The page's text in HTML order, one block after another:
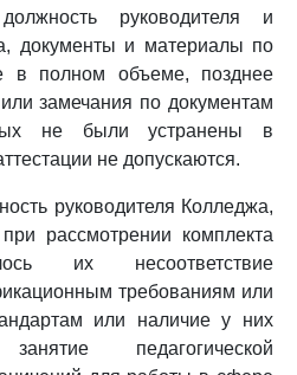
руководителя и
документы и материалы по
в полном объеме, позднее
замечания по документам
не были устранены в
не допускаются.
руководителя Колледжа,
рассмотрении комплекта
их несоответствие
требованиям или
или наличие у них
педагогической